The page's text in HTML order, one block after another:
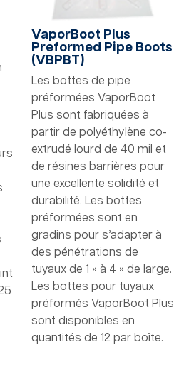
VaporBoot Plus
Preformed Pipe Boots
(VBPBT)
Les bottes de pipe
préformées VaporBoot
Plus sont fabriquées à
partir de polyéthylène co-
extrudé lourd de 40 mil et
de résines barrières pour
une excellente solidité et
durabilité. Les bottes
préformées sont en
gradins pour s’adapter à
des pénétrations de
tuyaux de 1 » à 4 » de large.
Les bottes pour tuyaux
préformés VaporBoot Plus
sont disponibles en
quantités de 12 par boîte.